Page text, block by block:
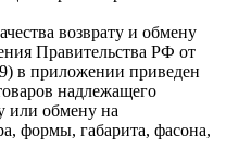
возврату и обмену
Правительства РФ от
в приложении приведен
надлежащего
или обмену на
формы, габарита, фасона,